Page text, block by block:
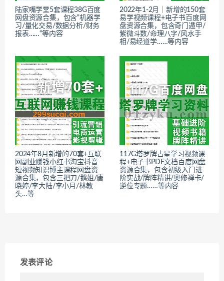
陆家嘴学堂5套课程38G百度
网盘资源合集，包含“机器学
习/量化交易/数据分析/财务
报表……“等内容
2022年1-2月｜新增的150套
易学视频课程+电子书百度网
盘资源合集，包含奇门遁甲/
紫微斗数/命理八字/风水手
相/易经道学……等内容
2024年8月新增的70套+互联
网副业赚钱小红书淘宝抖音
短视频知识博主课程网盘资
源合集，包含三把刀/鹅姐/唐
晓婷/李大陆/李小月/林教
头…等
117G塔罗牌占星学习视频课
程+电子书PDF文档百度网盘
资源合集，包含初级入门进
阶实战/牌阵精讲/奥修禅卡/
逆位专题……等内容
发表评论